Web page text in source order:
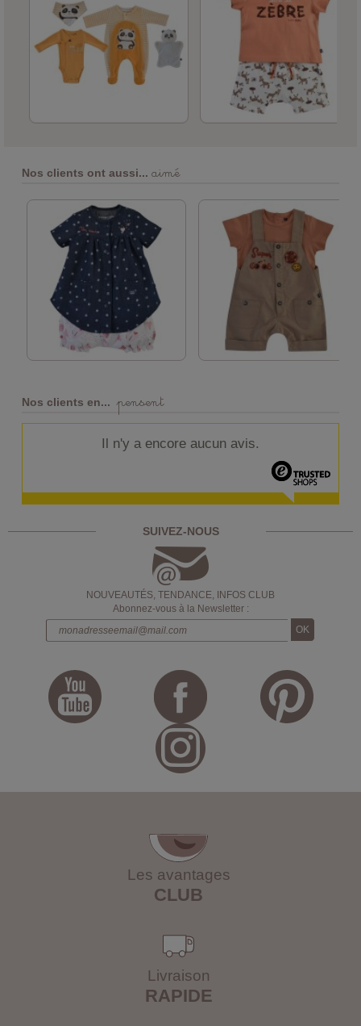
Nos clients ont aussi... aimé
Nos clients en... pensent
Il n'y a encore aucun avis.
SUIVEZ-NOUS
NOUVEAUTÉS, TENDANCE, INFOS CLUB
Abonnez-vous à la Newsletter :
Les avantages
CLUB
Livraison
RAPIDE